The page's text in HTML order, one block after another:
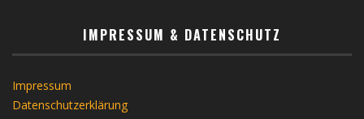
IMPRESSUM & DATENSCHUTZ
Impressum
Datenschutzerklärung